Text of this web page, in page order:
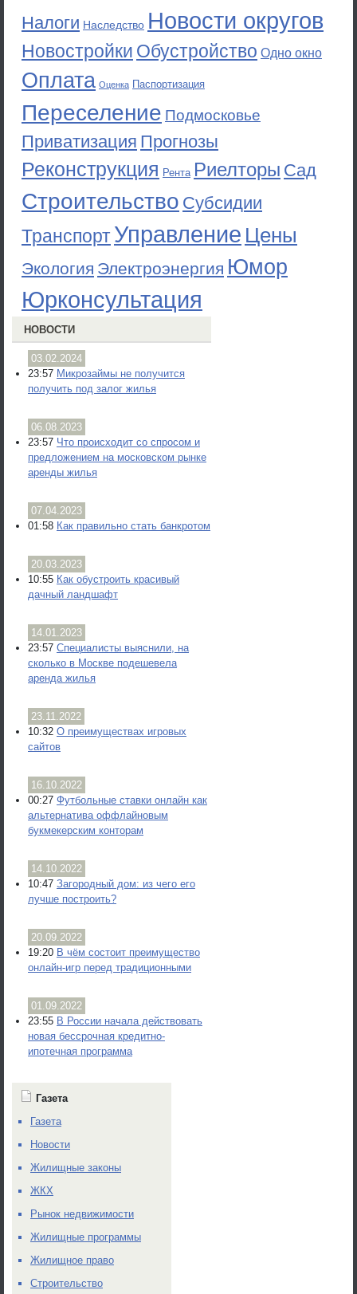
Налоги Наследство Новости округов
Новостройки Обустройство Одно окно
Оплата Оценка Паспортизация
Переселение Подмосковье
Приватизация Прогнозы
Реконструкция Рента Риелторы Сад
Строительство Субсидии
ТранспортУправление Цены
Экология Электроэнергия Юмор
Юрконсультация
НОВОСТИ
03.02.2024
23:57 Микрозаймы не получится
получить под залог жилья
06.08.2023
23:57 Что происходит со спросом и
предложением на московском рынке
аренды жилья
07.04.2023
01:58 Как правильно стать банкротом
20.03.2023
10:55 Как обустроить красивый
дачный ландшафт
14.01.2023
23:57 Специалисты выяснили, на
сколько в Москве подешевела
аренда жилья
23.11.2022
10:32 О преимуществах игровых
сайтов
16.10.2022
00:27 Футбольные ставки онлайн как
альтернатива оффлайновым
букмекерским конторам
14.10.2022
10:47 Загородный дом: из чего его
лучше построить?
20.09.2022
19:20 В чём состоит преимущество
онлайн-игр перед традиционными
01.09.2022
23:55 В России начала действовать
новая бессрочная кредитно-
ипотечная программа
Газета
Газета
Новости
Жилищные законы
ЖКХ
Рынок недвижимости
Жилищные программы
Жилищное право
Строительство